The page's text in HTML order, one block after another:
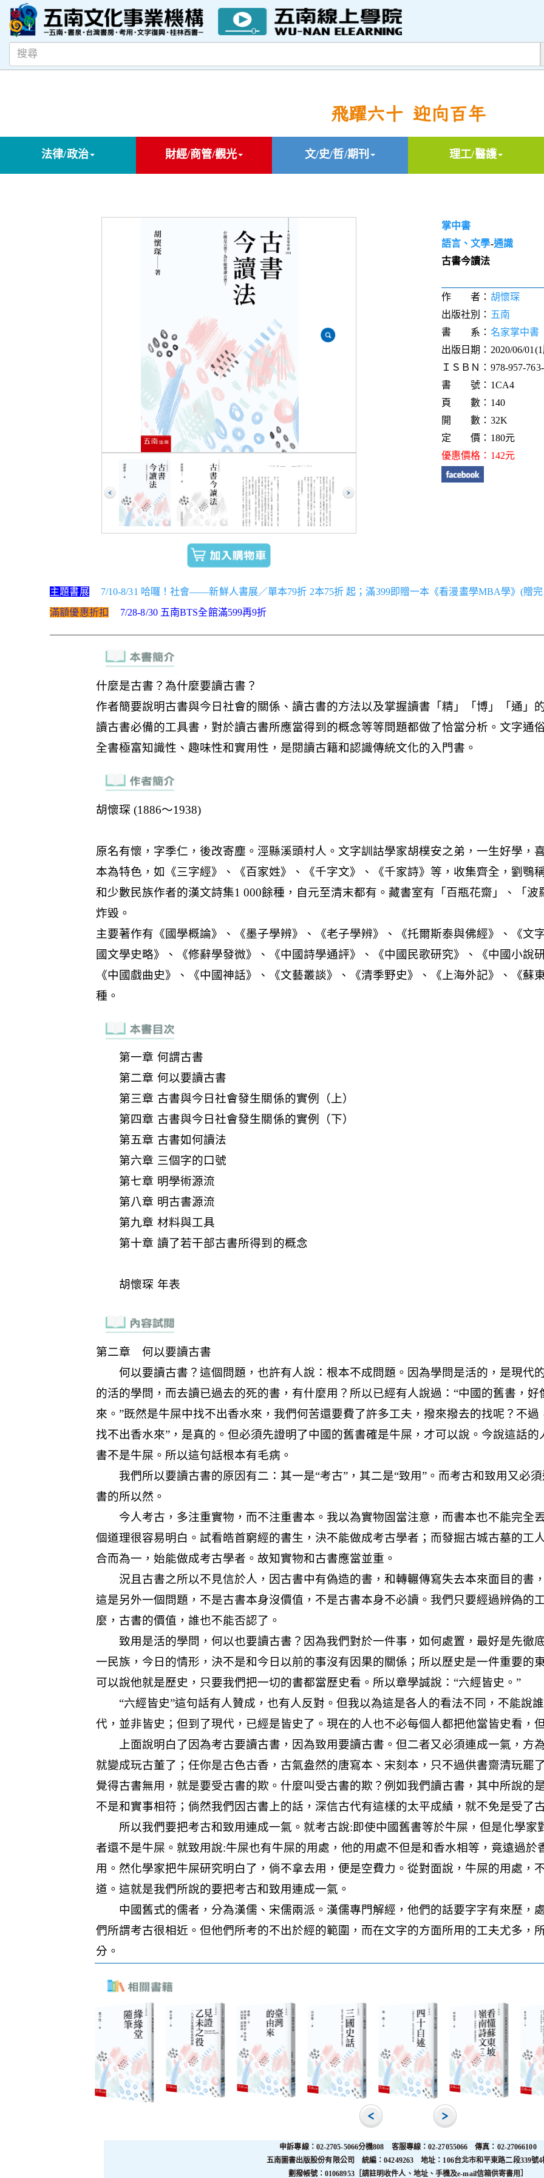
飛躍六十 迎向百年
法律/政治 財經/商管/觀光 文/史/哲/期刊 理工/醫護
掌中書
語言、文學-通識
古書今讀法
作 者： 胡懷琛
出版社別： 五南
書 系： 名家掌中書
出版日期：2020/06/
ＩＳＢＮ：978-957-
書 號：1CA4
頁 數：140
開 數：32K
定 價：180元
優惠價格：142元
主題書展
7/10-8/31 哈囉！社會——新鮮人書展／單本79折 2本75折 起；滿399即贈一本《看漫畫學MBA學》(贈
滿額優惠折扣
7/28-8/30 五南BTS全館滿599再9折
第一章 何謂古書
第二章 何以要讀古書
第三章 古書與今日社會發生關係的實例（上）
第四章 古書與今日社會發生關係的實例（下）
第五章 古書如何讀法
第六章 三個字的口號
第七章 明學術源流
第八章 明古書源流
第九章 材料與工具
第十章 讀了若干部古書所得到的概念
胡懷琛 年表
申訴專線：02-2705-5066分機808 客服專線：02-27055066 傳真：02-27066100
五南圖書出版股份有限公司 統編：04249263 地址：106台北市和平東路二段339號4
劃撥帳號：01068953［請註明收件人、地址、手機及e-mail信箱供寄書用］